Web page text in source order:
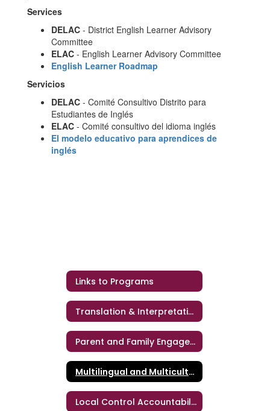
Services
DELAC - District English Learner Advisory
Committee
ELAC - English Learner Advisory Committee
English Learner Roadmap
Servicios
DELAC - Comité Consultivo Distrito para
Estudiantes de Inglés
ELAC - Comité consultivo del idioma inglés
El modelo educativo para aprendices de
inglés
Links to Programs
Translation & Interpretation Services
Parent and Family Engagement
Multilingual and Multicultural Education
Local Control Accountability Plan (LCAP)